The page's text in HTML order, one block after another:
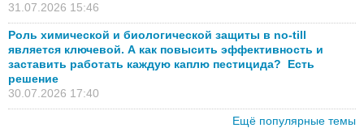
31.07.2026 15:46
Роль химической и биологической защиты в no-till
является ключевой. А как повысить эффективность и
заставить работать каждую каплю пестицида? Есть
решение
30.07.2026 17:40
Ещё популярные темы